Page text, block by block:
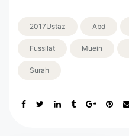
2017Ustaz Abd
Fussilat Muein
Surah